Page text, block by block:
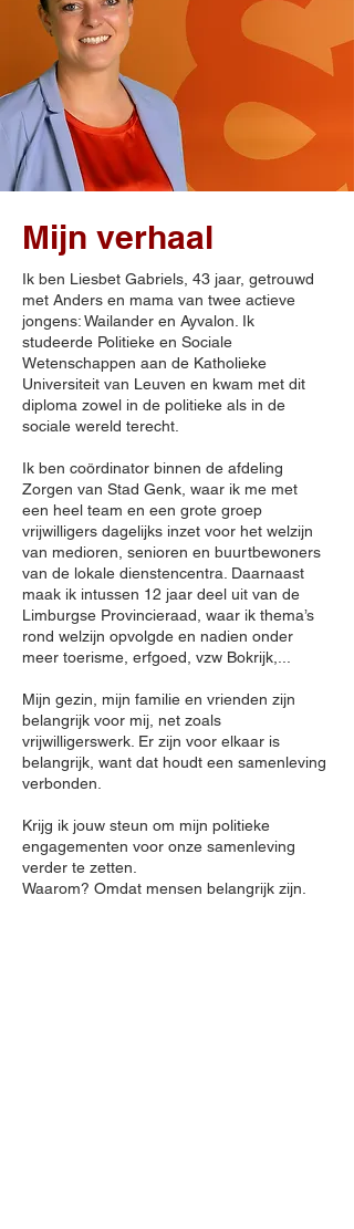
Mijn verhaal
Ik ben Liesbet Gabriels, 43 jaar, getrouwd
met Anders en mama van twee actieve
jongens: Wailander en Ayvalon. Ik
studeerde Politieke en Sociale
Wetenschappen aan de Katholieke
Universiteit van Leuven en kwam met dit
diploma zowel in de politieke als in de
sociale wereld terecht.
Ik ben coördinator binnen de afdeling
Zorgen van Stad Genk, waar ik me met
een heel team en een grote groep
vrijwilligers dagelijks inzet voor het welzijn
van medioren, senioren en buurtbewoners
van de lokale dienstencentra. Daarnaast
maak ik intussen 12 jaar deel uit van de
Limburgse Provincieraad, waar ik thema’s
rond welzijn opvolgde en nadien onder
meer toerisme, erfgoed, vzw Bokrijk,...
Mijn gezin, mijn familie en vrienden zijn
belangrijk voor mij, net zoals
vrijwilligerswerk. Er zijn voor elkaar is
belangrijk, want dat houdt een samenleving
verbonden.
Krijg ik jouw steun om mijn politieke
engagementen voor onze samenleving
verder te zetten.
Waarom? Omdat mensen belangrijk zijn.